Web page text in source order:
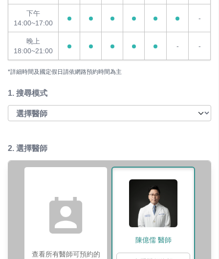
下午
14:00~17:00
-
晚上
18:00~21:00
- -
*詳細時間及國定假日請依網路預約時間為主
1. 搜尋模式
2. 選擇醫師
查看所有醫師可預約的
陳億儒 醫師